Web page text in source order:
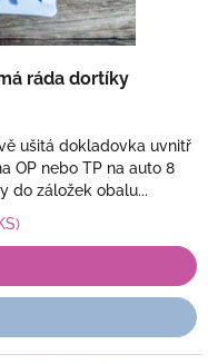
ráda dortíky
ušitá dokladovka uvnitř
OP nebo TP na auto 8
do záložek obalu...